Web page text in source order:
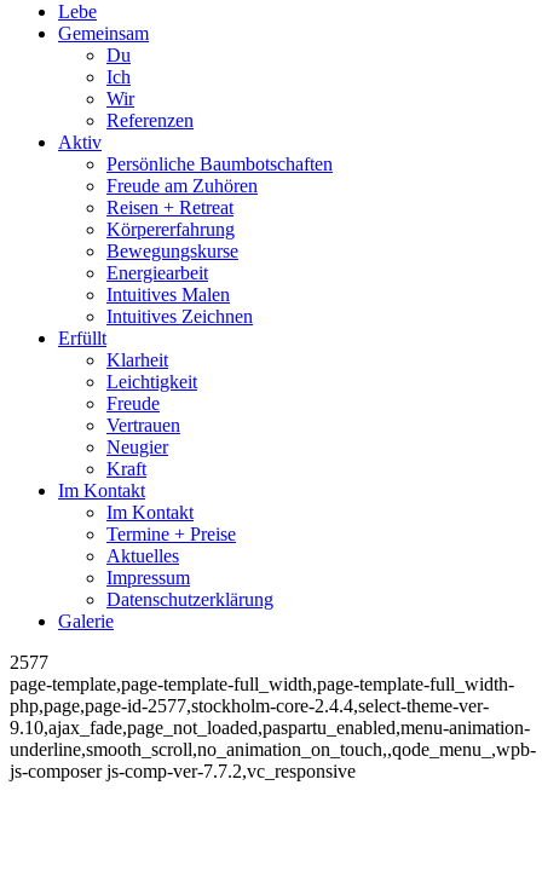
Lebe
Gemeinsam
Du
Ich
Wir
Referenzen
Aktiv
Persönliche Baumbotschaften
Freude am Zuhören
Reisen + Retreat
Körpererfahrung
Bewegungskurse
Energiearbeit
Intuitives Malen
Intuitives Zeichnen
Erfüllt
Klarheit
Leichtigkeit
Freude
Vertrauen
Neugier
Kraft
Im Kontakt
Im Kontakt
Termine + Preise
Aktuelles
Impressum
Datenschutzerklärung
Galerie
2577
page-template,page-template-full_width,page-template-full_width-
php,page,page-id-2577,stockholm-core-2.4.4,select-theme-ver-
9.10,ajax_fade,page_not_loaded,paspartu_enabled,menu-animation-
underline,smooth_scroll,no_animation_on_touch,,qode_menu_,wpb-
js-composer js-comp-ver-7.7.2,vc_responsive